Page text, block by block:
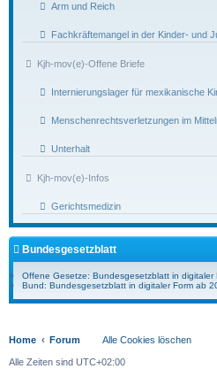
Arm und Reich
Fachkräftemangel in der Kinder- und
Kjh-mov(e)-Offene Briefe
Internierungslager für mexikanische
Menschenrechtsverletzungen im
Unterhalt
Kjh-mov(e)-Infos
Gerichtsmedizin
Bundesgesetzblatt
Offene Gesetze: Bundesgesetzblatt in digitaler
Bund: Bundesgesetzblatt in digitaler Form ab
Home Forum Alle Cookies löschen
Alle Zeiten sind UTC+02:00